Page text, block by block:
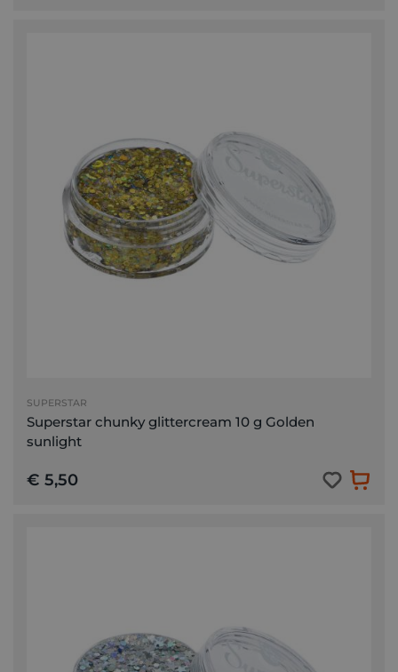
SUPERSTAR
Superstar chunky glittercream 10 g Golden
sunlight
€ 5,50